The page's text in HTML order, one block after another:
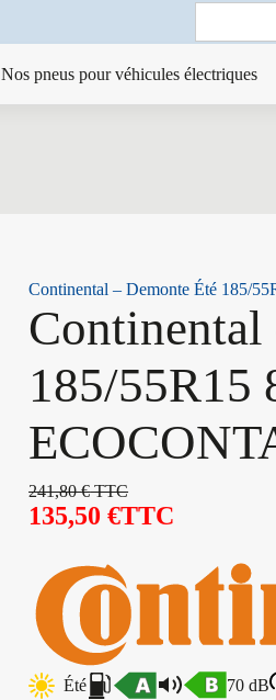
Search
Nos pneus pour véhicules électriques
Continental – Demonte Été 185/
Continental
185/55R15
241,80€TTC
135,50€TTC
Été 70 dB